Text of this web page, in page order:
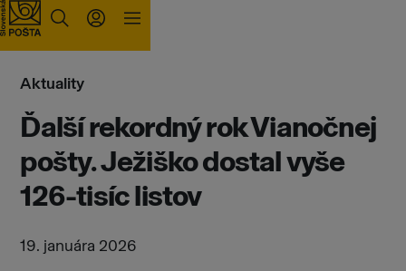
Prejsť na obsah
Aktuality
Ďalší rekordný rok Vianočnej
pošty. Ježiško dostal vyše
126-tisíc listov
19. januára 2026